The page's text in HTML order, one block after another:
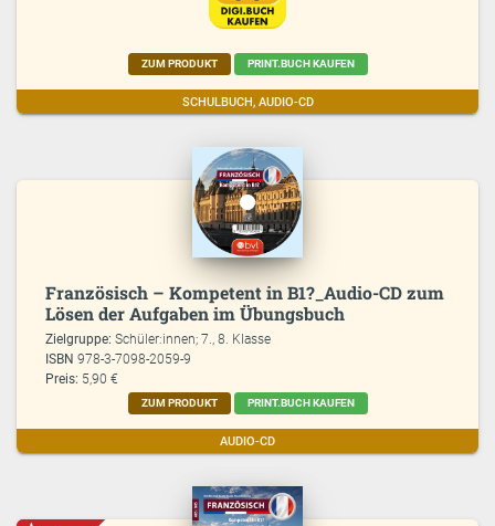
ZUM PRODUKT PRINT.BUCH KAUFEN
SCHULBUCH, AUDIO-CD
Französisch – Kompetent in B1?_Audio-CD zum
Lösen der Aufgaben im Übungsbuch
Zielgruppe:Schüler:innen; 7., 8. Klasse
ISBN978-3-7098-2059-9
Preis: 5,90 €
ZUM PRODUKT PRINT.BUCH KAUFEN
AUDIO-CD